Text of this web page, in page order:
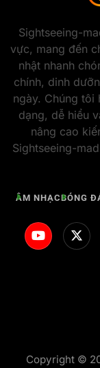
Sightseeing-
vực, mang đến
nhật nhanh
chính, dinh
ngày. Chúng tôi
dạng, dễ hiểu
nâng cao
Sightseeing-
ÂM NHẠCBÓNG
Copyright ©